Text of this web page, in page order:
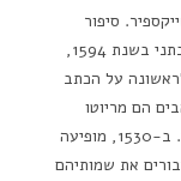
סיפור
האהבה המפורסם בעולם שרקח המחזאי האליזבתני בשנת 1594,
על הכתב
1476. אצלו האוהבים הם מריוטו
וגנוזה והעלילה מתחרשת בסיינה ובאלכסנדריה. ב-1530, מופיעה
את שמותיהם